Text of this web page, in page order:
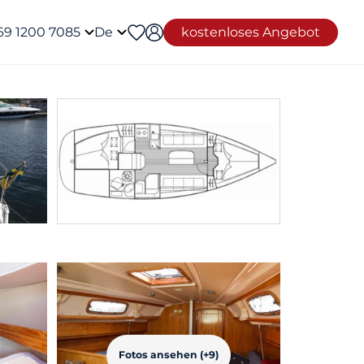
1200 7085 De kostenloses Angebot
Fotos ansehen (+9)